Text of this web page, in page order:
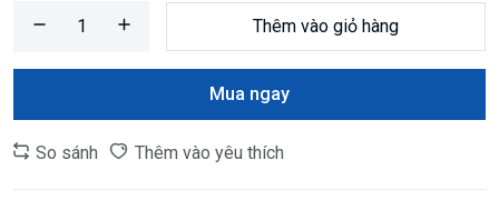
Thêm vào giỏ hàng
Mua ngay
So sánh Thêm vào yêu thích